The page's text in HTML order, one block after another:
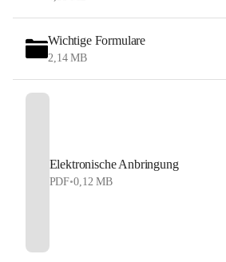
Wichtige Formulare
2,14 MB
Elektronische Anbringung
PDF•0,12 MB